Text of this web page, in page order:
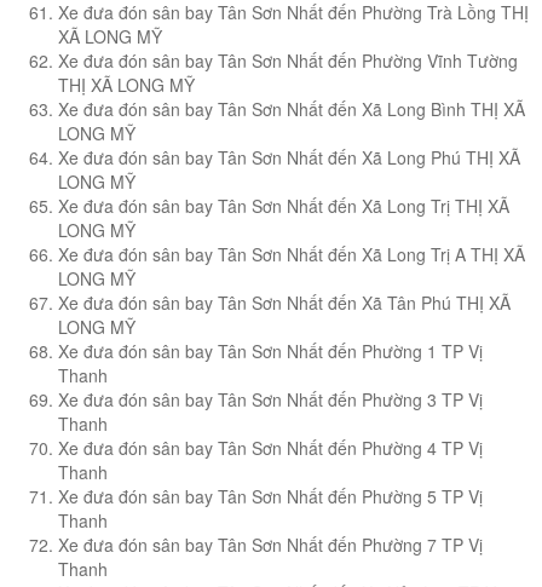
Xe đưa đón sân bay Tân Sơn Nhất đến Phường Trà Lồng THỊ
XÃ LONG MỸ
Xe đưa đón sân bay Tân Sơn Nhất đến Phường Vĩnh Tường
THỊ XÃ LONG MỸ
Xe đưa đón sân bay Tân Sơn Nhất đến Xã Long Bình THỊ XÃ
LONG MỸ
Xe đưa đón sân bay Tân Sơn Nhất đến Xã Long Phú THỊ XÃ
LONG MỸ
Xe đưa đón sân bay Tân Sơn Nhất đến Xã Long Trị THỊ XÃ
LONG MỸ
Xe đưa đón sân bay Tân Sơn Nhất đến Xã Long Trị A THỊ XÃ
LONG MỸ
Xe đưa đón sân bay Tân Sơn Nhất đến Xã Tân Phú THỊ XÃ
LONG MỸ
Xe đưa đón sân bay Tân Sơn Nhất đến Phường 1 TP Vị
Thanh
Xe đưa đón sân bay Tân Sơn Nhất đến Phường 3 TP Vị
Thanh
Xe đưa đón sân bay Tân Sơn Nhất đến Phường 4 TP Vị
Thanh
Xe đưa đón sân bay Tân Sơn Nhất đến Phường 5 TP Vị
Thanh
Xe đưa đón sân bay Tân Sơn Nhất đến Phường 7 TP Vị
Thanh